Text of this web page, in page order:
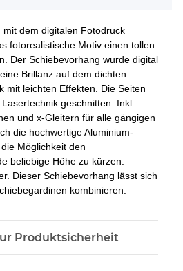
mit dem digitalen Fotodruck
fotorealistische Motiv einen tollen
Der Schiebevorhang wurde digital
Brillanz auf dem dichten
mit leichten Effekten. Die Seiten
geschnitten. Inkl.
und x-Gleitern für alle gängigen
die hochwertige Aluminium-
Möglichkeit den
beliebige Höhe zu kürzen.
Dieser Schiebevorhang lässt sich
kombinieren.
Produktsicherheit